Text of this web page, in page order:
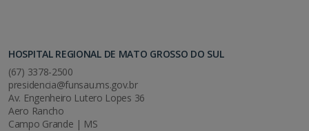
HOSPITAL REGIONAL DE MATO GROSSO DO SUL
(67) 3378-2500
presidencia@funsau.ms.gov.br
Av. Engenheiro Lutero Lopes 36
Aero Rancho
Campo Grande | MS